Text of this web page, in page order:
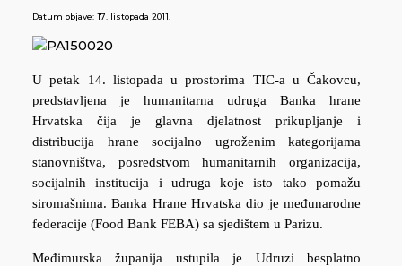
Datum objave: 17. listopada 2011.
U petak 14. listopada u prostorima TIC-a u Čakovcu,
predstavljena je humanitarna udruga Banka hrane
Hrvatska čija je glavna djelatnost prikupljanje i
distribucija hrane socijalno ugroženim kategorijama
stanovništva, posredstvom humanitarnih organizacija,
socijalnih institucija i udruga koje isto tako pomažu
siromašnima. Banka Hrane Hrvatska dio je međunarodne
federacije (Food Bank FEBA) sa sjedištem u Parizu.
Međimurska županija ustupila je Udruzi besplatno